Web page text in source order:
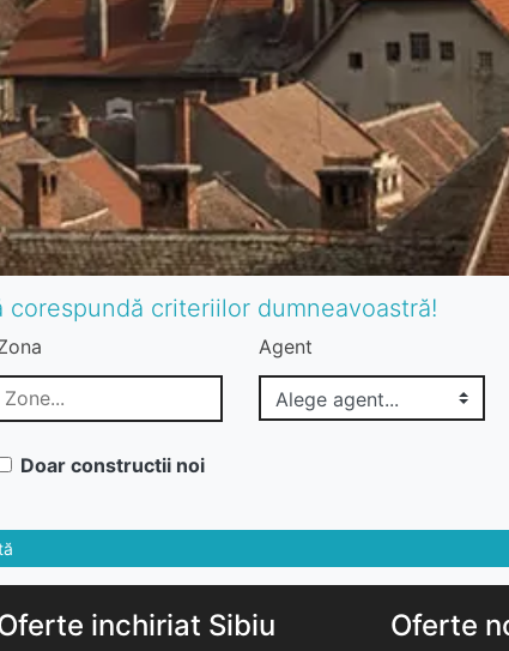
criteriilor dumneavoastră!
Agent
Doar constructii noi
inchiriat Sibiu Oferte